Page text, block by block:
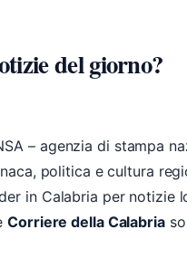
del giorno?
– agenzia di stampa
politica e cultura
in Calabria per notizie
Corriere della Calabria